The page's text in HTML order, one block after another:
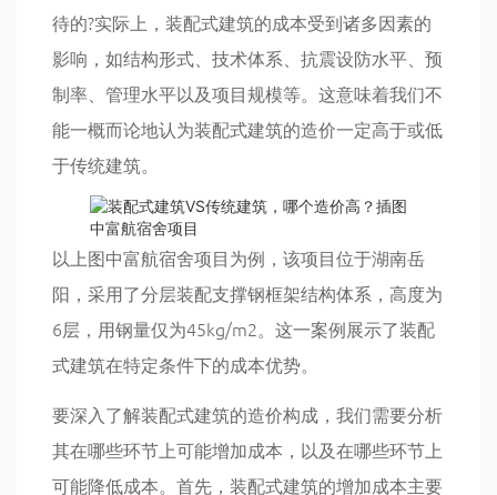
待的?实际上，装配式建筑的成本受到诸多因素的
影响，如结构形式、技术体系、抗震设防水平、预
制率、管理水平以及项目规模等。这意味着我们不
能一概而论地认为装配式建筑的造价一定高于或低
于传统建筑。
中富航宿舍项目
以上图中富航宿舍项目为例，该项目位于湖南岳
阳，采用了分层装配支撑钢框架结构体系，高度为
6层，用钢量仅为45kg/m2。这一案例展示了装配
式建筑在特定条件下的成本优势。
要深入了解装配式建筑的造价构成，我们需要分析
其在哪些环节上可能增加成本，以及在哪些环节上
可能降低成本。首先，装配式建筑的增加成本主要